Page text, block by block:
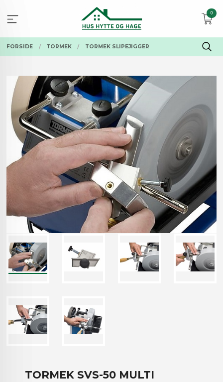
innholdet
0
FORSIDE TORMEK TORMEK SLIPEJIGGER
TORMEK SVS-50 MULTI